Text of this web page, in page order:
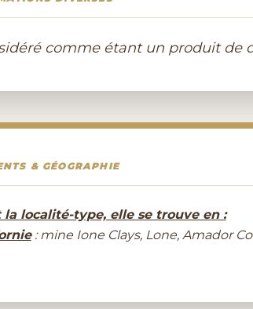
comme étant un produit de
& GÉOGRAPHIE
la localité-type, elle se trouve en :
: mine Ione Clays, Lone, Amador